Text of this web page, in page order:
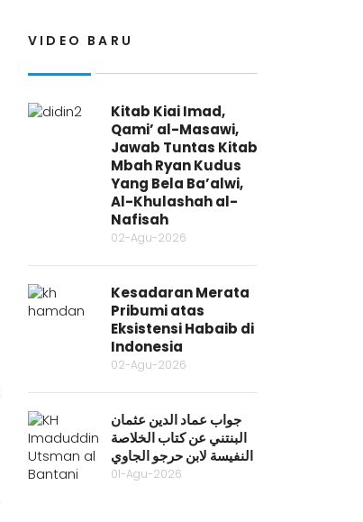
VIDEO BARU
Kitab Kiai Imad,
Qami’ al-Masawi,
Jawab Tuntas Kitab
Mbah Ryan Kudus
Yang Bela Ba’alwi,
Al-Khulashah al-
Nafisah
02-Agu-2026
Kesadaran Merata
Pribumi atas
Eksistensi Habaib di
Indonesia
02-Agu-2026
جواب عماد الدين عثمان
البنتني عن كتاب الخلاصة
النفيسة لابن حرجو الجاوي
01-Agu-2026